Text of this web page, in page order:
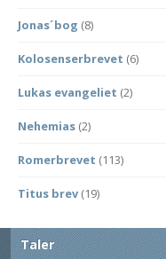
Jonas´bog (8)
Kolosenserbrevet (6)
Lukas evangeliet (2)
Nehemias (2)
Romerbrevet (113)
Titus brev (19)
Taler